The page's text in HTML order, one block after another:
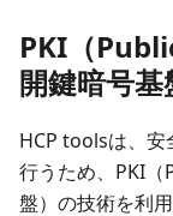
PKI（
開鍵暗号
HCP toolsは、安
行うため、PKI
盤）の技術を利用